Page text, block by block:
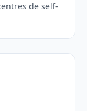
de self-